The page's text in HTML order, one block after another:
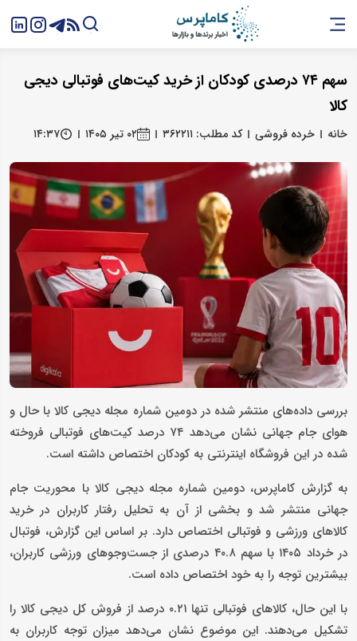
سهم ۷۴ درصدی کودکان از خرید کیت‌های فوتبالی دیجی
کالا
خانه خرده فروشی کد مطلب: ۳۶۲۲۱۱ ۰۲ تیر ۱۴۰۵ ۱۴:۳۷
بررسی داده‌های منتشر شده در دومین شماره مجله دیجی‌ کالا با حال و
هوای جام جهانی نشان می‌دهد ۷۴ درصد کیت‌های فوتبالی فروخته‌
شده در این فروشگاه اینترنتی به کودکان اختصاص داشته است.
به گزارش کاماپرس، دومین شماره مجله دیجی‌ کالا با محوریت جام
جهانی منتشر شد و بخشی از آن به تحلیل رفتار کاربران در خرید
کالاهای ورزشی و فوتبالی اختصاص دارد. بر اساس این گزارش، فوتبال
در خرداد ۱۴۰۵ با سهم ۴۰.۸ درصدی از جست‌وجوهای ورزشی کاربران،
بیشترین توجه را به خود اختصاص داده است.
با این حال، کالاهای فوتبالی تنها ۰.۲۱ درصد از فروش کل دیجی‌ کالا را
تشکیل می‌دهند. این موضوع نشان می‌دهد میزان توجه کاربران به